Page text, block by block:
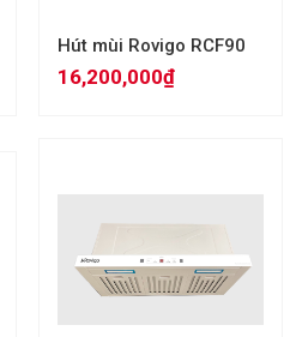
Hút mùi Rovigo RCF90
16,200,000₫